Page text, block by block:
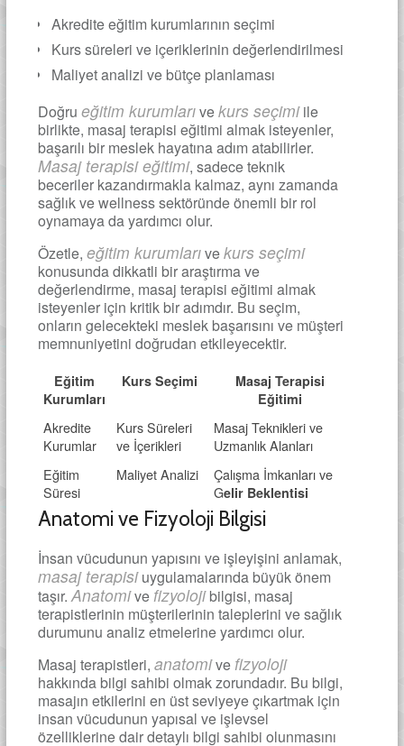
Akredite eğitim kurumlarının seçimi
Kurs süreleri ve içeriklerinin değerlendirilmesi
Maliyet analizi ve bütçe planlaması
Doğru eğitim kurumlarıvekurs seçimiile
birlikte, masaj terapisi eğitimi almak isteyenler,
başarılı bir meslek hayatına adım atabilirler.
Masaj terapisi eğitimi, sadece teknik
beceriler kazandırmakla kalmaz, aynı zamanda
sağlık ve wellness sektöründe önemli bir rol
oynamaya da yardımcı olur.
Özetle, eğitim kurumlarıvekurs seçimi
konusunda dikkatli bir araştırma ve
değerlendirme, masaj terapisi eğitimi almak
isteyenler için kritik bir adımdır. Bu seçim,
onların gelecekteki meslek başarısını ve müşteri
memnuniyetini doğrudan etkileyecektir.
Eğitim
Kurumları
Kurs Seçimi
Masaj Terapisi
Eğitimi
Akredite
Kurumlar
Kurs Süreleri
ve İçerikleri
Masaj Teknikleri ve
Uzmanlık Alanları
Eğitim
Süresi
Maliyet Analizi
Çalışma İmkanları ve
Gelir Beklentisi
Anatomi ve Fizyoloji Bilgisi
İnsan vücudunun yapısını ve işleyişini anlamak,
masaj terapisiuygulamalarında büyük önem
taşır.Anatomivefizyolojibilgisi, masaj
terapistlerinin müşterilerinin taleplerini ve sağlık
durumunu analiz etmelerine yardımcı olur.
Masaj terapistleri, anatomivefizyoloji
hakkında bilgi sahibi olmak zorundadır. Bu bilgi,
masajın etkilerini en üst seviyeye çıkartmak için
insan vücudunun yapısal ve işlevsel
özelliklerine dair detaylı bilgi sahibi olunmasını